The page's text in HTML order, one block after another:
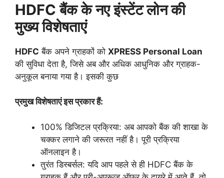
HDFC बैंक के नए इंस्टेंट लोन की
मुख्य विशेषताएं
HDFC बैंक अपने ग्राहकों को XPRESS Personal Loan
की सुविधा देता है, जिसे अब और अधिक आधुनिक और ग्राहक-
अनुकूल बनाया गया है। इसकी कुछ
प्रमुख विशेषताएं इस प्रकार हैं:
100% डिजिटल प्रक्रिया: अब आपको बैंक की शाखा के
चक्कर लगाने की जरूरत नहीं है। पूरी प्रक्रिया
ऑनलाइन है।
तुरंत डिस्बर्सल: यदि आप पहले से ही HDFC बैंक के